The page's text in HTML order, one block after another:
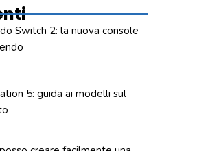
Switch 2: la nuova console
5: guida ai modelli sul